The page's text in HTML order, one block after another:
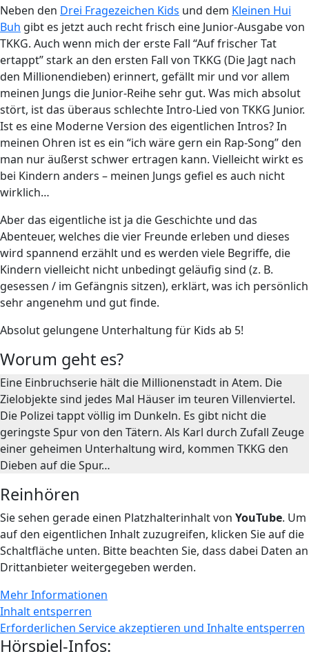
Neben den Drei Fragezeichen Kids und dem Kleinen Hui
Buh gibt es jetzt auch recht frisch eine Junior-Ausgabe von
TKKG. Auch wenn mich der erste Fall “Auf frischer Tat
ertappt” stark an den ersten Fall von TKKG (Die Jagt nach
den Millionendieben) erinnert, gefällt mir und vor allem
meinen Jungs die Junior-Reihe sehr gut. Was mich absolut
stört, ist das überaus schlechte Intro-Lied von TKKG Junior.
Ist es eine Moderne Version des eigentlichen Intros? In
meinen Ohren ist es ein “ich wäre gern ein Rap-Song” den
man nur äußerst schwer ertragen kann. Vielleicht wirkt es
bei Kindern anders – meinen Jungs gefiel es auch nicht
wirklich…
Aber das eigentliche ist ja die Geschichte und das
Abenteuer, welches die vier Freunde erleben und dieses
wird spannend erzählt und es werden viele Begriffe, die
Kindern vielleicht nicht unbedingt geläufig sind (z. B.
gesessen / im Gefängnis sitzen), erklärt, was ich persönlich
sehr angenehm und gut finde.
Absolut gelungene Unterhaltung für Kids ab 5!
Worum geht es?
Eine Einbruchserie hält die Millionenstadt in Atem. Die
Zielobjekte sind jedes Mal Häuser im teuren Villenviertel.
Die Polizei tappt völlig im Dunkeln. Es gibt nicht die
geringste Spur von den Tätern. Als Karl durch Zufall Zeuge
einer geheimen Unterhaltung wird, kommen TKKG den
Dieben auf die Spur…
Reinhören
Sie sehen gerade einen Platzhalterinhalt von YouTube. Um
auf den eigentlichen Inhalt zuzugreifen, klicken Sie auf die
Schaltfläche unten. Bitte beachten Sie, dass dabei Daten an
Drittanbieter weitergegeben werden.
Mehr Informationen
Inhalt entsperren
Erforderlichen Service akzeptieren und Inhalte entsperren
Hörspiel-Infos: